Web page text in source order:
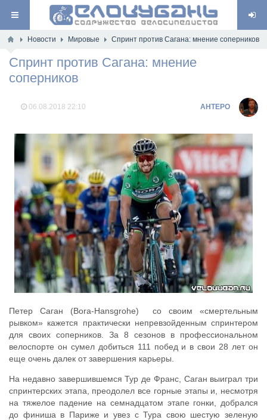
Новости Мировые Спринт против Сагана: мнение соперников
Спринт против Сагана: мнение
соперников
06.08.2018 22:10 AHTEPO
Петер Саган (Bora-Hansgrohe) со своим «смертельным
рывком» кажется практически непревзойденным спринтером
для своих соперников. За 8 сезонов в профессиональном
велоспорте он сумел добиться 111 побед и в свои 28 лет он
еще очень далек от завершения карьеры.
На недавно завершившемся Тур де Франс, Саган выиграл три
спринтерских этапа, преодолел все горные этапы и, несмотря
на тяжелое падение на семнадцатом этапе гонки, добрался
до финиша в Париже и увез с Тура свою шестую зеленую